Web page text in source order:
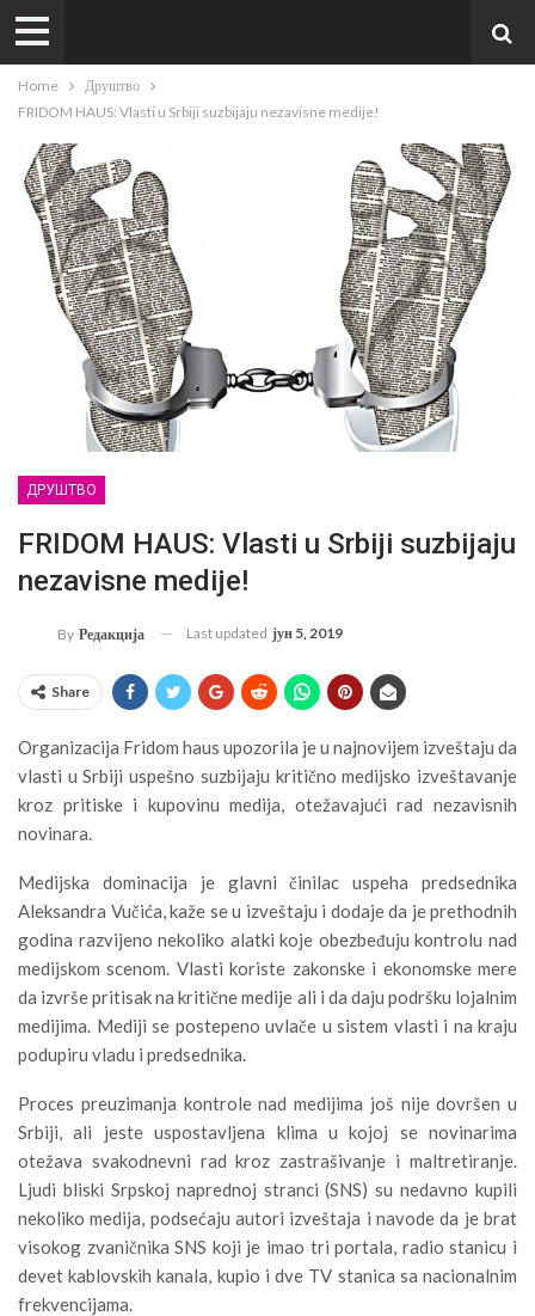
Home
Друштво
FRIDOM HAUS: Vlasti u Srbiji suzbijaju nezavisne medije!
ДРУШТВО
FRIDOM HAUS: Vlasti u Srbiji suzbijaju
nezavisne medije!
By Редакција Last updated јун 5, 2019
Share
Organizacija Fridom haus upozorila je u najnovijem izveštaju da
vlasti u Srbiji uspešno suzbijaju kritično medijsko izveštavanje
kroz pritiske i kupovinu medija, otežavajući rad nezavisnih
novinara.
Medijska dominacija je glavni činilac uspeha predsednika
Aleksandra Vučića, kaže se u izveštaju i dodaje da je prethodnih
godina razvijeno nekoliko alatki koje obezbeđuju kontrolu nad
medijskom scenom. Vlasti koriste zakonske i ekonomske mere
da izvrše pritisak na kritične medije ali i da daju podršku lojalnim
medijima. Mediji se postepeno uvlače u sistem vlasti i na kraju
podupiru vladu i predsednika.
Proces preuzimanja kontrole nad medijima još nije dovršen u
Srbiji, ali jeste uspostavljena klima u kojoj se novinarima
otežava svakodnevni rad kroz zastrašivanje i maltretiranje.
Ljudi bliski Srpskoj naprednoj stranci (SNS) su nedavno kupili
nekoliko medija, podsećaju autori izveštaja i navode da je brat
visokog zvaničnika SNS koji je imao tri portala, radio stanicu i
devet kablovskih kanala, kupio i dve TV stanica sa nacionalnim
frekvencijama.